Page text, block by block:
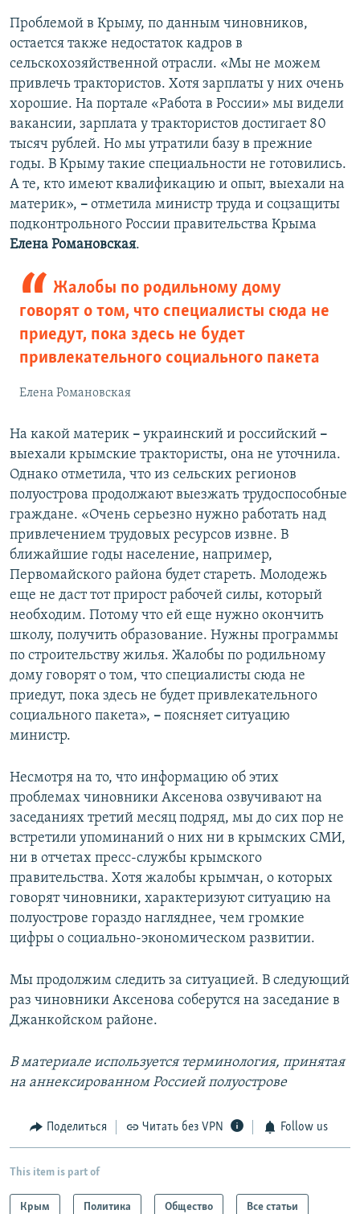
Проблемой в Крыму, по данным чиновников,
остается также недостаток кадров в
сельскохозяйственной отрасли. «Мы не можем
привлечь трактористов. Хотя зарплаты у них очень
хорошие. На портале «Работа в России» мы видели
вакансии, зарплата у трактористов достигает 80
тысяч рублей. Но мы утратили базу в прежние
годы. В Крыму такие специальности не готовились.
А те, кто имеют квалификацию и опыт, выехали на
материк», – отметила министр труда и соцзащиты
подконтрольного России правительства Крыма
Елена Романовская.
Жалобы по родильному дому
говорят о том, что специалисты сюда не
приедут, пока здесь не будет
привлекательного социального пакета
Елена Романовская
На какой материк – украинский и российский –
выехали крымские трактористы, она не уточнила.
Однако отметила, что из сельских регионов
полуострова продолжают выезжать трудоспособные
граждане. «Очень серьезно нужно работать над
привлечением трудовых ресурсов извне. В
ближайшие годы население, например,
Первомайского района будет стареть. Молодежь
еще не даст тот прирост рабочей силы, который
необходим. Потому что ей еще нужно окончить
школу, получить образование. Нужны программы
по строительству жилья. Жалобы по родильному
дому говорят о том, что специалисты сюда не
приедут, пока здесь не будет привлекательного
социального пакета», – поясняет ситуацию
министр.
Несмотря на то, что информацию об этих
проблемах чиновники Аксенова озвучивают на
заседаниях третий месяц подряд, мы до сих пор не
встретили упоминаний о них ни в крымских СМИ,
ни в отчетах пресс-службы крымского
правительства. Хотя жалобы крымчан, о которых
говорят чиновники, характеризуют ситуацию на
полуострове гораздо нагляднее, чем громкие
цифры о социально-экономическом развитии.
Мы продолжим следить за ситуацией. В следующий
раз чиновники Аксенова соберутся на заседание в
Джанкойском районе.
В материале используется терминология, принятая
на аннексированном Россией полуострове
Поделиться Читать без VPN Follow us
This item is part of
Крым Политика Общество Все статьи